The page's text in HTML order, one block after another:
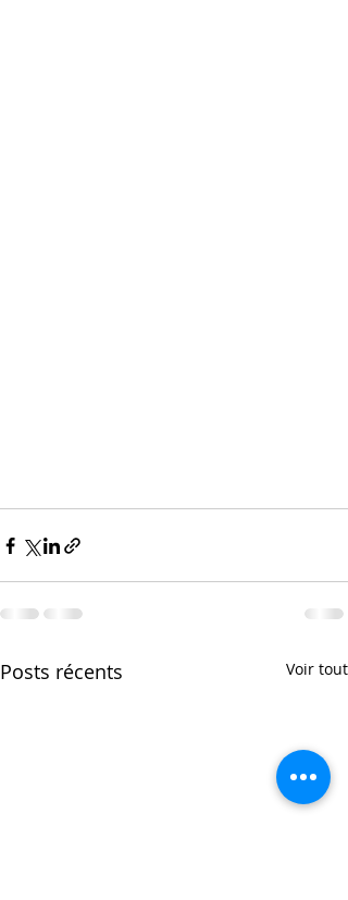
Posts récents Voir tout